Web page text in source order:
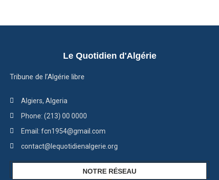
Le Quotidien d'Algérie
Tribune de l’Algérie libre
Algiers, Algeria
Phone: (213) 00 0000
Email: fcn1954@gmail.com
contact@lequotidienalgerie.org
NOTRE RÉSEAU